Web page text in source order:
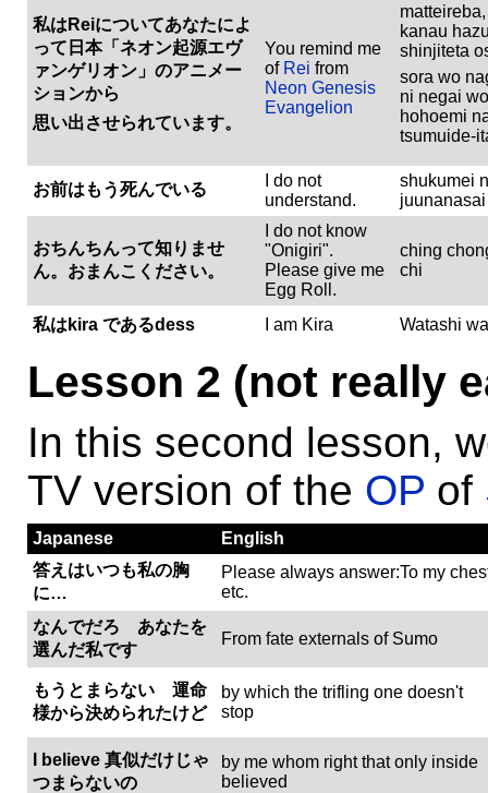
私はReiについてあなたによ
って日本「ネオン起源エヴ
ァンゲリオン」のアニメー
ションから
思い出させられています。
You remind me
of Rei from
Neon Genesis
Evangelion
kanau
shinjiteta
sora wo
ni negai
hohoemi
tsumuide-
お前はもう死んでいる
I do not
understand.
shukumei
おちんちんって知りませ
ん。おまんこください。
I do not know
"Onigiri".
Please give me
Egg Roll.
ching
chi
私はkira であるdess I am Kira Watashi
Lesson 2 (not really
In this second lesson,
TV version of the OP of
Japanese
English
答えはいつも私の胸
に…
Please always answer:To my
etc.
なんでだろ あなたを
選んだ私です
From fate externals of Sumo
もうとまらない 運命
様から決められたけど
by which the trifling one doesn't
stop
I believe 真似だけじゃ
つまらないの
by me whom right that only inside
believed